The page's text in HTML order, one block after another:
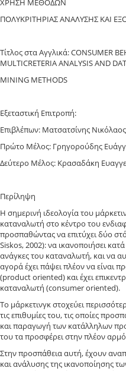
ΧΡΗΣΗ ΜΕΘΟΔΩΝ
ΠΟΛΥΚΡΙΤΗΡΙΑΣ ΑΝΑΛΥΣΗΣ ΚΑΙ
Τίτλος στα Αγγλικά: CONSUMER
MULTICRETERIA ANALYSIS AND
MINING METHODS
Εξεταστική Επιτροπή:
Επιβλέπων: Ματσατσίνης
Πρώτο Μέλος: Γρηγορούδης
Δεύτερο Μέλος: Κρασαδάκη
Περίληψη
Η σημερινή ιδεολογία του
καταναλωτή στο κέντρο του
προσπαθώντας να επιτύχει δύο
Siskos, 2002): να ικανοποιήσει
ανάγκες του καταναλωτή, και να
αγορά έχει πάψει πλέον να είναι
(product oriented) και έχει
καταναλωτή (consumer oriented).
Το μάρκετινγκ στοχεύει
τις επιθυμίες του, τις οποίες
και παραγωγή των κατάλληλων
του τα προσφέρει στην πλέον
Στην προσπάθεια αυτή, έχουν
και ανάλυσης της ικανοποίησης